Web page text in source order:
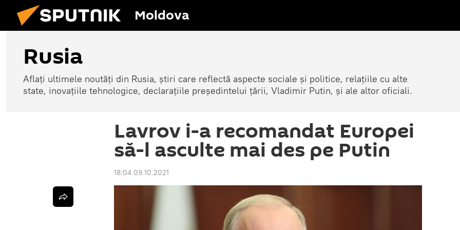
Moldova
Rusia
Aflați ultimele noutăți din Rusia, știri care reflectă aspecte sociale și politice, relațiile cu alte
state, inovațiile tehnologice, declarațiile președintelui țării, Vladimir Putin, și ale altor oficiali.
Lavrov i-a recomandat Europei
să-l asculte mai des pe Putin
18:04 09.10.2021